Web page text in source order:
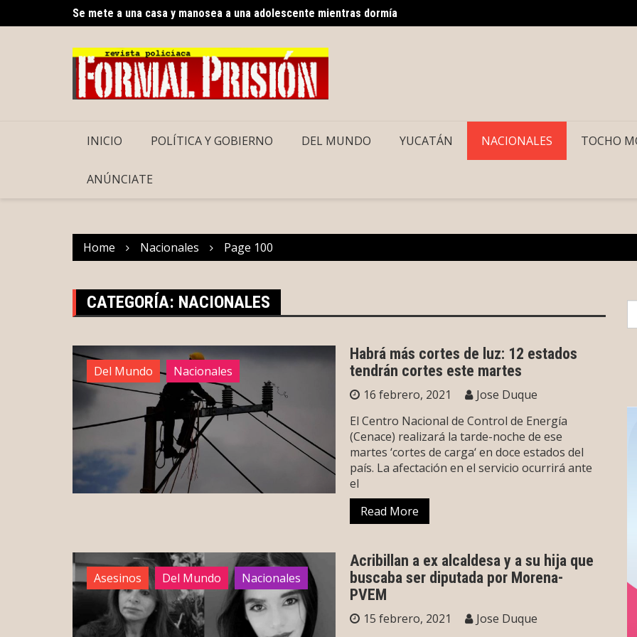
to
Reabren el Periférico de Merida
INICIO POLÍTICA Y GOBIERNO DEL MUNDO YUCATÁN NACIONALES TOCHO
ANÚNCIATE
Home Nacionales Page 100
CATEGORÍA: NACIONALES
Del Mundo Nacionales
Habrá más cortes de luz: 12 estados
tendrán cortes este martes
16 febrero, 2021
Jose Duque
El Centro Nacional de Control de Energía
(Cenace) realizará la tarde-noche de ese
martes ‘cortes de carga‘ en doce estados del
país. La afectación en el servicio ocurrirá ante
el
Read More
Asesinos Del Mundo Nacionales
Acribillan a ex alcaldesa y a su hija que
buscaba ser diputada por Morena-
PVEM
15 febrero, 2021
Jose Duque